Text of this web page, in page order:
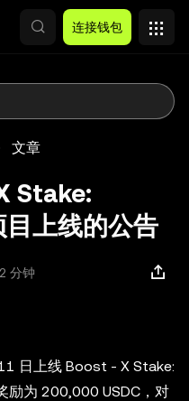
连接钱包
文章
Stake:
上线的公告
分钟
日上线 Boost - X Stake:
励为 200,000 USDC，对